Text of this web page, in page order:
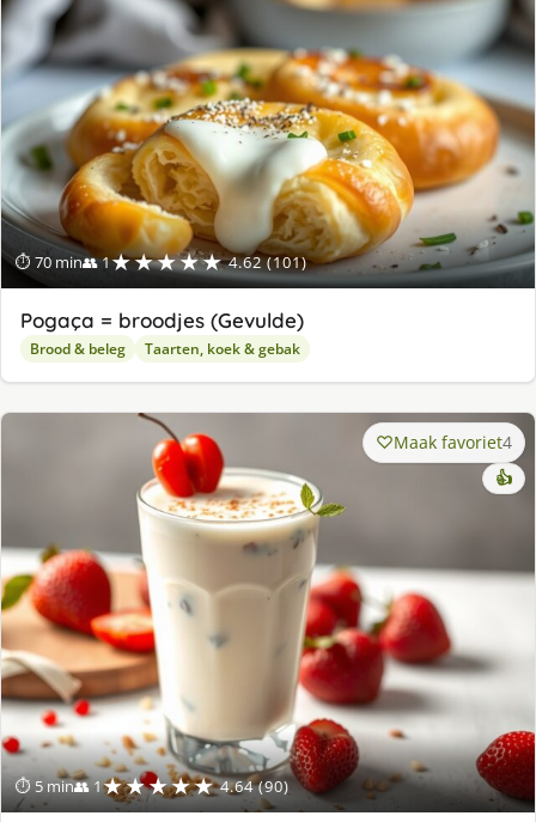
⏱ 70 min👥 1★★★★★ 4.62 (101)
Pogaça = broodjes (Gevulde)
Brood & beleg Taarten, koek & gebak
⏱ 5 min👥 1★★★★★ 4.64 (90)
Maak favoriet4
👍